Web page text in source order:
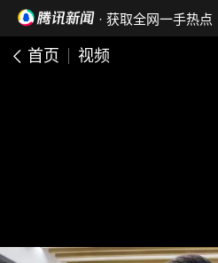
· 获取全网一手热点
首页 视频